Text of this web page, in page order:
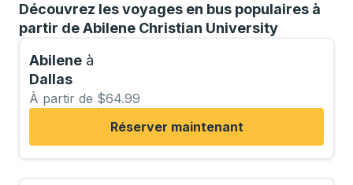
Découvrez les voyages en bus populaires à
partir de Abilene Christian University
Abilene à
Dallas
À partir de $64.99
Réserver maintenant